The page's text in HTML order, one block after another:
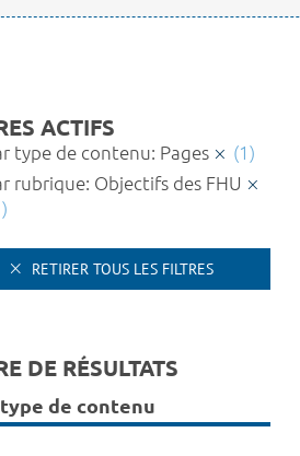
ACTIFS
type de contenu: Pages
(1)
rubrique: Objectifs des FHU
RETIRER TOUS LES FILTRES
DE RÉSULTATS
de contenu